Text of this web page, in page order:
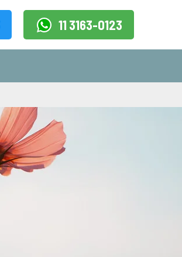
11 3163-0123